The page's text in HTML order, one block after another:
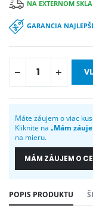
NA EXTERNOM
GARANCIA
Máte záujem o viac
Kliknite na „Mám
na mieru.
MÁM ZÁUJEM O
POPIS PRODUKTU